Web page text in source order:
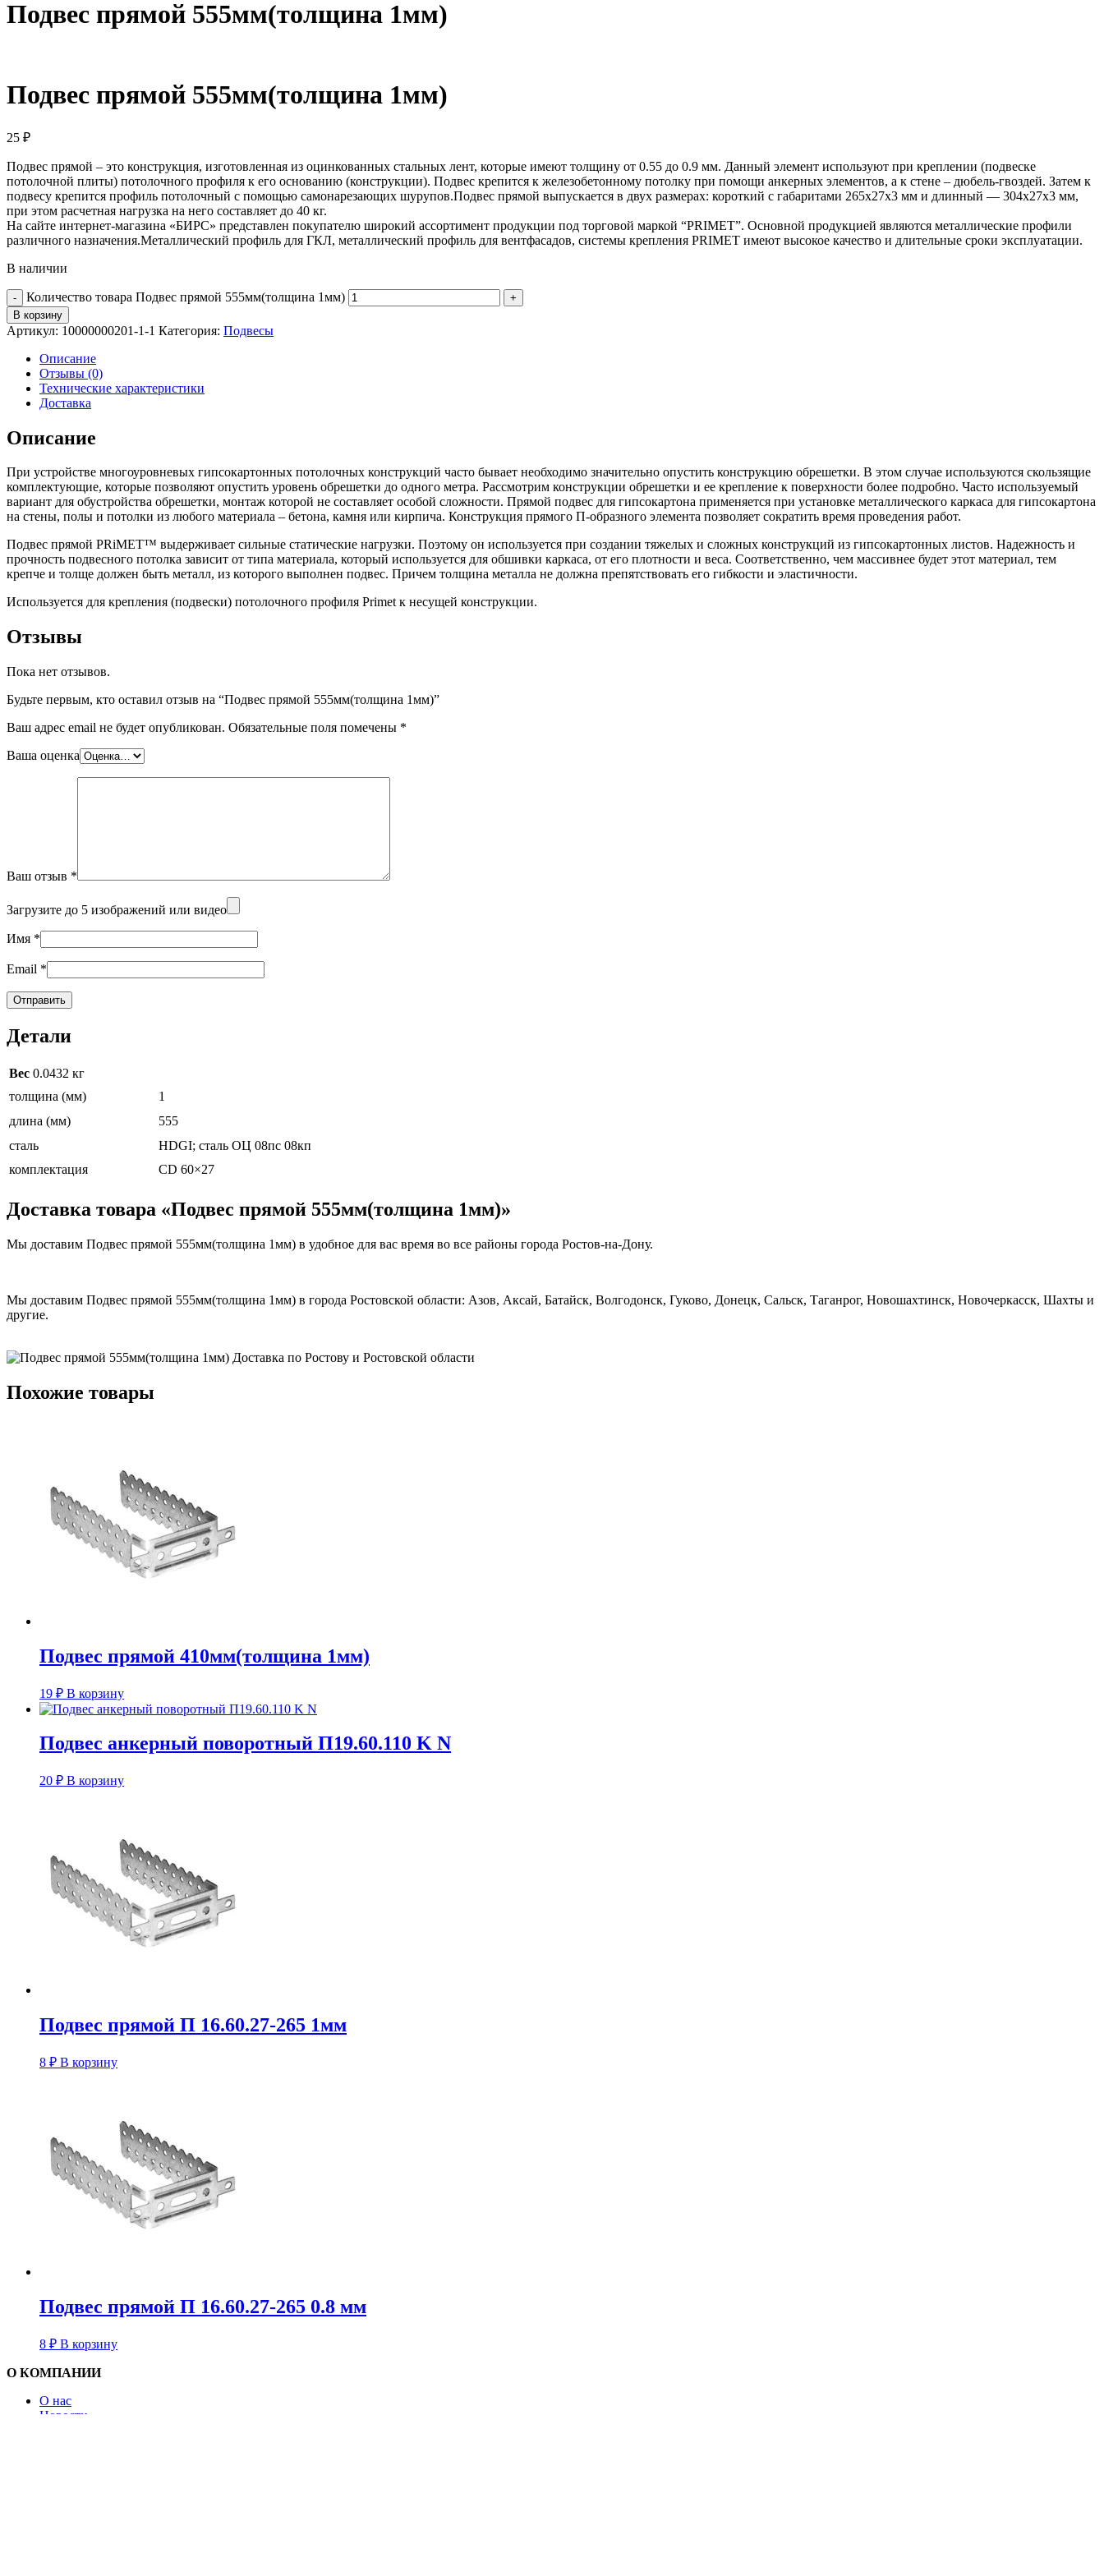
Подвес прямой 555мм(толщина 1мм)
Подвес прямой 555мм(толщина 1мм)
25 ₽
Подвес прямой – это конструкция, изготовленная из оцинкованных стальных лент, которые имеют толщину от 0.55 до 0.9 мм. Данный элемент используют при креплении (подвеске
потолочной плиты) потолочного профиля к его основанию (конструкции). Подвес крепится к железобетонному потолку при помощи анкерных элементов, а к стене – дюбель-гвоздей. Затем к
подвесу крепится профиль потолочный с помощью самонарезающих шурупов.Подвес прямой выпускается в двух размерах: короткий с габаритами 265х27х3 мм и длинный — 304х27х3 мм,
при этом расчетная нагрузка на него составляет до 40 кг.
На сайте интернет-магазина «БИРС» представлен покупателю широкий ассортимент продукции под торговой маркой “PRIMET”. Основной продукцией являются металлические профили
различного назначения.Металлический профиль для ГКЛ, металлический профиль для вентфасадов, системы крепления PRIMET имеют высокое качество и длительные сроки эксплуатации.
В наличии
Количество товара Подвес прямой 555мм(толщина 1мм)
В корзину
Артикул: 10000000201-1-1 Категория: Подвесы
Описание
Отзывы (0)
Технические характеристики
Доставка
Описание
При устройстве многоуровневых гипсокартонных потолочных конструкций часто бывает необходимо значительно опустить конструкцию обрешетки. В этом случае используются скользящие
комплектующие, которые позволяют опустить уровень обрешетки до одного метра. Рассмотрим конструкции обрешетки и ее крепление к поверхности более подробно. Часто используемый
вариант для обустройства обрешетки, монтаж которой не составляет особой сложности. Прямой подвес для гипсокартона применяется при установке металлического каркаса для гипсокартона
на стены, полы и потолки из любого материала – бетона, камня или кирпича. Конструкция прямого П-образного элемента позволяет сократить время проведения работ.
Подвес прямой PRiMET™ выдерживает сильные статические нагрузки. Поэтому он используется при создании тяжелых и сложных конструкций из гипсокартонных листов. Надежность и
прочность подвесного потолка зависит от типа материала, который используется для обшивки каркаса, от его плотности и веса. Соответственно, чем массивнее будет этот материал, тем
крепче и толще должен быть металл, из которого выполнен подвес. Причем толщина металла не должна препятствовать его гибкости и эластичности.
Используется для крепления (подвески) потолочного профиля Primet к несущей конструкции.
Отзывы
Пока нет отзывов.
Будьте первым, кто оставил отзыв на “Подвес прямой 555мм(толщина 1мм)”
Ваш адрес email не будет опубликован. Обязательные поля помечены *
Ваша оценка
Ваш отзыв *
Загрузите до 5 изображений или видео
Имя *
Email *
Детали
Вес 0.0432 кг
толщина (мм)
1
длина (мм)
555
сталь
HDGI; сталь ОЦ 08пс 08кп
комплектация
СD 60×27
Доставка товара «Подвес прямой 555мм(толщина 1мм)»
Мы доставим Подвес прямой 555мм(толщина 1мм) в удобное для вас время во все районы города Ростов-на-Дону.
Мы доставим Подвес прямой 555мм(толщина 1мм) в города Ростовской области: Азов, Аксай, Батайск, Волгодонск, Гуково, Донецк, Сальск, Таганрог, Новошахтинск, Новочеркасск, Шахты и
другие.
Похожие товары
Подвес прямой 410мм(толщина 1мм)
19 ₽ В корзину
Подвес анкерный поворотный П19.60.110 K N
20 ₽ В корзину
Подвес прямой П 16.60.27-265 1мм
8 ₽ В корзину
Подвес прямой П 16.60.27-265 0.8 мм
8 ₽ В корзину
О КОМПАНИИ
О нас
Новости